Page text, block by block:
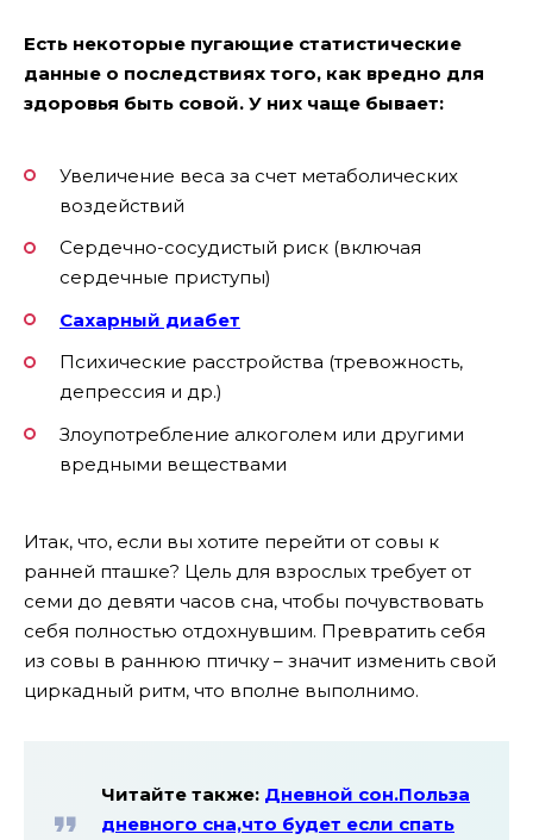
Есть некоторые пугающие статистические
данные о последствиях того, как вредно для
здоровья быть совой. У них чаще бывает:
Увеличение веса за счет метаболических
воздействий
Сердечно-сосудистый риск (включая
сердечные приступы)
Сахарный диабет
Психические расстройства (тревожность,
депрессия и др.)
Злоупотребление алкоголем или другими
вредными веществами
Итак, что, если вы хотите перейти от совы к
ранней пташке? Цель для взрослых требует от
семи до девяти часов сна, чтобы почувствовать
себя полностью отдохнувшим. Превратить себя
из совы в раннюю птичку – значит изменить свой
циркадный ритм, что вполне выполнимо.
Читайте также: Дневной сон.Польза
дневного сна,что будет если спать